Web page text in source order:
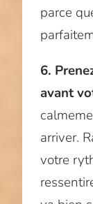
parce
6.
avant
arriver.
votre